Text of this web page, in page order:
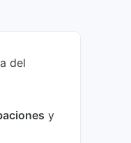
del
y